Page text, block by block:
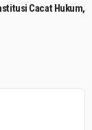
Cacat Hukum,